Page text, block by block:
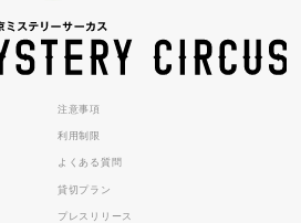
注意事項
利用制限
よくある質問
貸切プラン
プレスリリース